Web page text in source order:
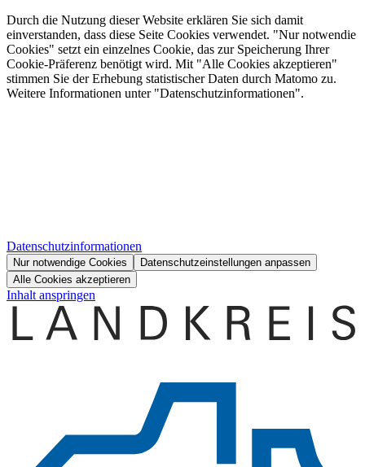
Durch die Nutzung dieser Website erklären Sie sich damit
einverstanden, dass diese Seite Cookies verwendet. "Nur notwendie
Cookies" setzt ein einzelnes Cookie, das zur Speicherung Ihrer
Cookie-Präferenz benötigt wird. Mit "Alle Cookies akzeptieren"
stimmen Sie der Erhebung statistischer Daten durch Matomo zu.
Weitere Informationen unter "Datenschutzinformationen".
Datenschutzinformationen
Nur notwendige Cookies
Datenschutzeinstellungen anpassen
Alle Cookies akzeptieren
Inhalt anspringen